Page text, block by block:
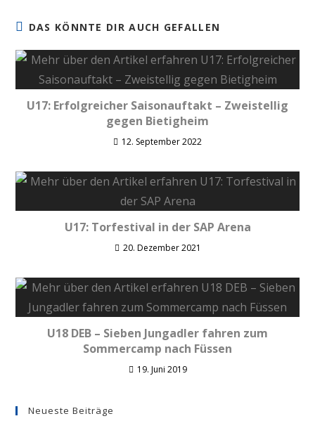
DAS KÖNNTE DIR AUCH GEFALLEN
U17: Erfolgreicher Saisonauftakt – Zweistellig
gegen Bietigheim
12. September 2022
U17: Torfestival in der SAP Arena
20. Dezember 2021
U18 DEB – Sieben Jungadler fahren zum
Sommercamp nach Füssen
19. Juni 2019
Neueste Beiträge